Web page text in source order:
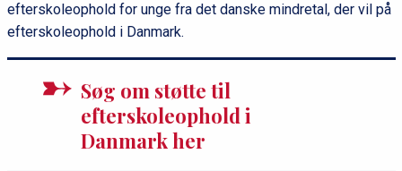
efterskoleophold for unge fra det danske mindretal, der vil på
efterskoleophold i Danmark.
Søg om støtte til
efterskoleophold i
Danmark her